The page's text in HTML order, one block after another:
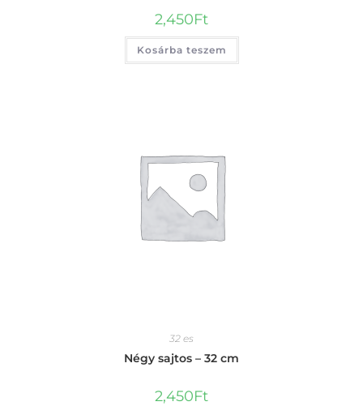
2,450Ft
Kosárba teszem
32 es
Négy sajtos – 32 cm
2,450Ft